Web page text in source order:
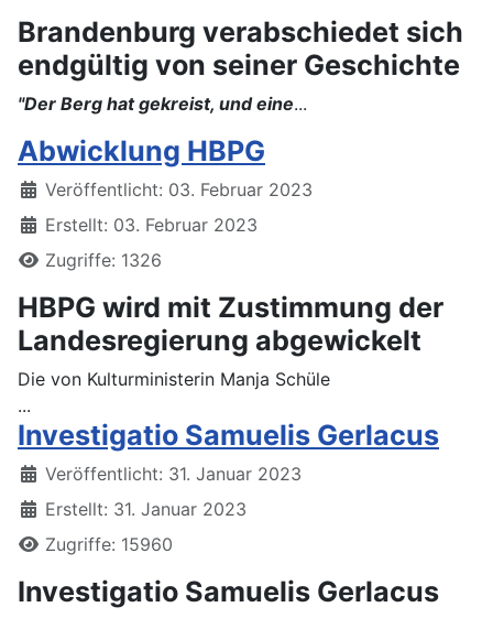
Brandenburg verabschiedet sich
endgültig von seiner Geschichte
"Der Berg hat gekreist, und eine...
Abwicklung HBPG
Details
Veröffentlicht: 03. Februar 2023
Erstellt: 03. Februar 2023
Zugriffe: 1326
HBPG wird mit Zustimmung der
Landesregierung abgewickelt
Die von Kulturministerin Manja Schüle
...
Investigatio Samuelis Gerlacus
Details
Veröffentlicht: 31. Januar 2023
Erstellt: 31. Januar 2023
Zugriffe: 15960
Investigatio Samuelis Gerlacus